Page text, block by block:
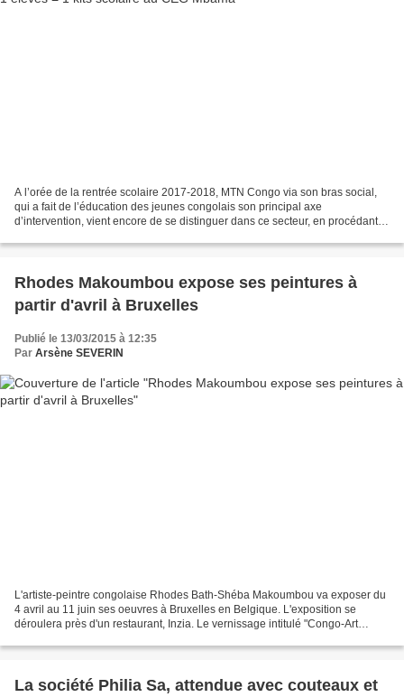
A l’orée de la rentrée scolaire 2017-2018, MTN Congo via son bras social,
qui a fait de l’éducation des jeunes congolais son principal axe
d’intervention, vient encore de se distinguer dans ce secteur, en procédant à
Rhodes Makoumbou expose ses peintures à
partir d'avril à Bruxelles
Publié le 13/03/2015 à 12:35
Par Arsène SEVERIN
L'artiste-peintre congolaise Rhodes Bath-Shéba Makoumbou va exposer du
4 avril au 11 juin ses oeuvres à Bruxelles en Belgique. L'exposition se
déroulera près d'un restaurant, Inzia. Le vernissage intitulé "Congo-Art
La société Philia Sa, attendue avec couteaux et